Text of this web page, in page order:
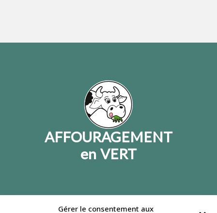
Gérer le consentement aux
AFFOURAGEMENT
en VERT
Jeulin lance un site dédié à l’affouragement en